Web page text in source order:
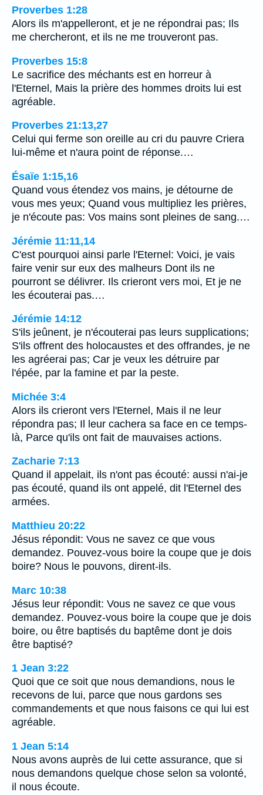
Proverbes 1:28
Alors ils m'appelleront, et je ne répondrai pas; Ils
me chercheront, et ils ne me trouveront pas.
Proverbes 15:8
Le sacrifice des méchants est en horreur à
l'Eternel, Mais la prière des hommes droits lui est
agréable.
Proverbes 21:13,27
Celui qui ferme son oreille au cri du pauvre Criera
lui-même et n'aura point de réponse.…
Ésaïe 1:15,16
Quand vous étendez vos mains, je détourne de
vous mes yeux; Quand vous multipliez les prières,
je n'écoute pas: Vos mains sont pleines de sang.…
Jérémie 11:11,14
C'est pourquoi ainsi parle l'Eternel: Voici, je vais
faire venir sur eux des malheurs Dont ils ne
pourront se délivrer. Ils crieront vers moi, Et je ne
les écouterai pas.…
Jérémie 14:12
S'ils jeûnent, je n'écouterai pas leurs supplications;
S'ils offrent des holocaustes et des offrandes, je ne
les agréerai pas; Car je veux les détruire par
l'épée, par la famine et par la peste.
Michée 3:4
Alors ils crieront vers l'Eternel, Mais il ne leur
répondra pas; Il leur cachera sa face en ce temps-
là, Parce qu'ils ont fait de mauvaises actions.
Zacharie 7:13
Quand il appelait, ils n'ont pas écouté: aussi n'ai-je
pas écouté, quand ils ont appelé, dit l'Eternel des
armées.
Matthieu 20:22
Jésus répondit: Vous ne savez ce que vous
demandez. Pouvez-vous boire la coupe que je dois
boire? Nous le pouvons, dirent-ils.
Marc 10:38
Jésus leur répondit: Vous ne savez ce que vous
demandez. Pouvez-vous boire la coupe que je dois
boire, ou être baptisés du baptême dont je dois
être baptisé?
1 Jean 3:22
Quoi que ce soit que nous demandions, nous le
recevons de lui, parce que nous gardons ses
commandements et que nous faisons ce qui lui est
agréable.
1 Jean 5:14
Nous avons auprès de lui cette assurance, que si
nous demandons quelque chose selon sa volonté,
il nous écoute.